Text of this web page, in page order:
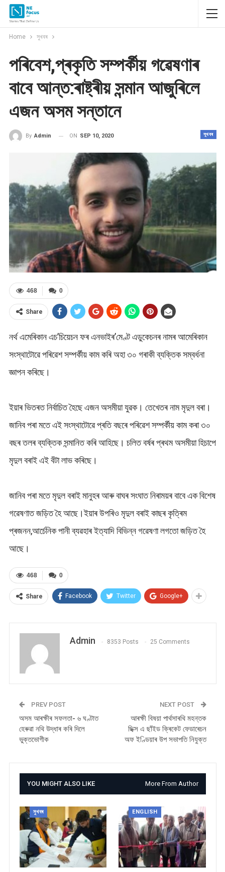
Home সুখবৰ
পৰিবেশ,প্ৰকৃতি সম্পৰ্কীয় গৱেষণাৰ
বাবে আন্ত:ৰাষ্ট্ৰীয় সন্মান আজুৰিলে
এজন অসম সন্তানে
সুখবৰ
By Admin ON SEP 10, 2020
0
468
Share
নৰ্থ এমেৰিকান এচ’চিয়েচন ফৰ এনভাইৰ’মেণ্ট এডুকেচনৰ নামৰ আমেৰিকান
সংস্থাটোৱে পৰিৱেশ সম্পৰ্কীয় কাম কৰি অহা ৩০ গৰাকী ব্যক্তিক সম্বৰ্ধনা
জ্ঞাপন কৰিছে।
ইয়াৰ ভিতৰত নিৰ্বাচিত হৈছে এজন অসমীয়া যুৱক। তেখেতৰ নাম মৃদুল বৰা।
জানিব পৰা মতে এই সংস্থাটোৱে প্ৰতি বছৰে পৰিৱেশ সম্পৰ্কীয় কাম কৰা ৩০
বছৰ তলৰ ব্যক্তিক সন্মানিত কৰি আহিছে। চলিত বৰ্ষৰ প্ৰথম অসমীয়া হিচাপে
মৃদুল বৰাই এই বঁটা লাভ কৰিছে।
জানিব পৰা মতে মৃদুল বৰাই মানুহৰ আৰু বাঘৰ সংঘাত নিৰাময়ৰ বাবে এক বিশেষ
গৱেষণাত জড়িত হৈ আছে।ইয়াৰ উপৰিও মৃদুল বৰাই কাছৰ কৃত্ৰিম
প্ৰজনন,আৰ্চেনিক পানী ব্যৱহাৰ ইত্যাদি বিভিন্ন গৱেষণা লগতো জড়িত হৈ
আছে।
0
468
Share Facebook Twitter Google+
Admin 8353 Posts 25 Comments
PREV POST
অসম আৰক্ষীৰ সফলতা- ৬ ঘণ্টাত
হেৰুৱা নথি উদ্ধাৰ কৰি দিলে
ভুক্তভোগীক
NEXT POST
আৰক্ষী বিষয়া পাৰ্থসাৰথি মহন্তক
ছিক্স এ ছাঁইড ক্ৰিকেট ফেডাৰেচন
অফ ইণ্ডিয়াৰ উপ সভাপতি নিযুক্ত
YOU MIGHT ALSO LIKE More From Author
সুখবৰ ENGLISH